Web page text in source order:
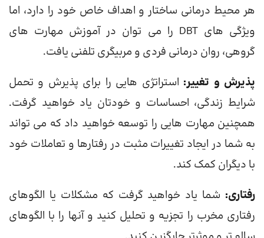
هر محیط درمانی ساختار و اهداف خاص خود را دارد، اما
ویژگی های DBT را می توان در آموزش مهارت های
گروهی، روان درمانی فردی و مربیگری تلفنی یافت.
پذیرش و تغییر: استراتژی هایی را برای پذیرش و تحمل
شرایط زندگی، احساسات و خودتان یاد خواهید گرفت.
همچنین مهارت هایی را توسعه خواهید داد که می تواند
به شما در ایجاد تغییرات مثبت در رفتارها و تعاملات خود
با دیگران کمک کند.
رفتاری: شما یاد خواهید گرفت که مشکلات یا الگوهای
رفتاری مخرب را تجزیه و تحلیل کنید و آنها را با الگوهای